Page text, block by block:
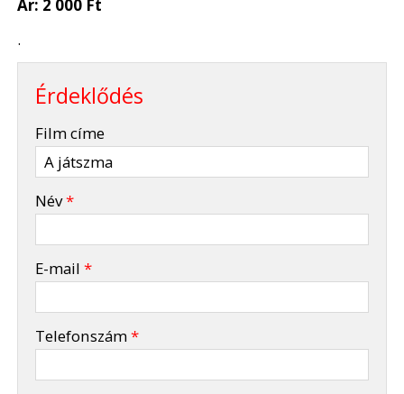
Ár: 2 000 Ft
.
Érdeklődés
Film címe
Név*
E-mail*
Telefonszám*